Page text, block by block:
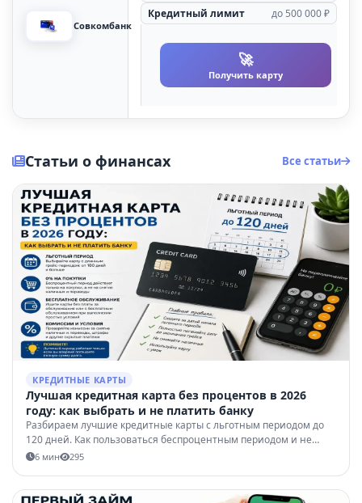
Совкомбанк
Кредитный лимит
до 500 000 ₽
🚀
Получить карту
Статьи о финансах Все статьи
КРЕДИТНЫЕ КАРТЫ
Лучшая кредитная карта без процентов в 2026
году: как выбрать и не платить банку
Разбираем лучшие кредитные карты с льготным периодом до
120 дней. Как пользоваться беспроцентным периодом и не
попасть на штрафы.
6 мин 295